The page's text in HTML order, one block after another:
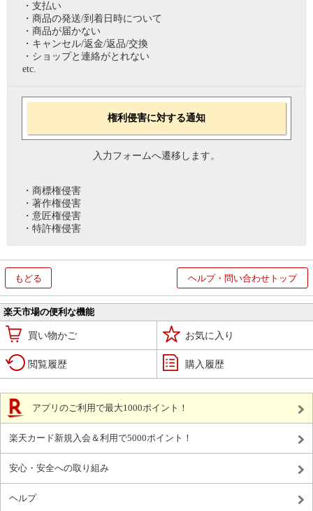
・支払い
・商品の発送/到着日時について
・商品が届かない
・キャンセル/返金/返品/交換
・ショップと連絡がとれない
etc.
権利侵害に対する通知
入力フォームへ遷移します。
・商標権侵害
・著作権侵害
・意匠権侵害
・特許権侵害
もどる ヘルプ・問い合わせトップ
楽天市場の便利な機能
買い物かご お気に入り
閲覧履歴 購入履歴
アプリのご利用で最大1000ポイント！
楽天カード新規入会＆利用で5000ポイント！
安心・安全への取り組み
ヘルプ